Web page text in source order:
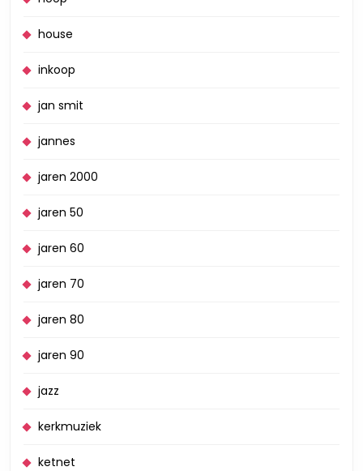
house
inkoop
jan smit
jannes
jaren 2000
jaren 50
jaren 60
jaren 70
jaren 80
jaren 90
jazz
kerkmuziek
ketnet